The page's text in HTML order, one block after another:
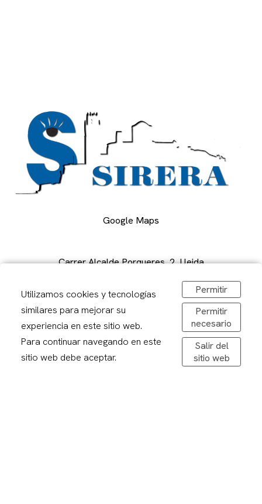
Google Maps
Carrer Alcalde Porqueres, 2, Lleida
sirerafoto@gmail.com
Obrir a Google Maps
De dilluns a divendres: 08,30-20,00h
Dissabtes: 09:00 – 13:00
Utilizamos cookies y tecnologías
similares para mejorar su
experiencia en este sitio web.
Para continuar navegando en este
sitio web debe aceptar.
Permitir
Permitir
necesario
Salir del
sitio web